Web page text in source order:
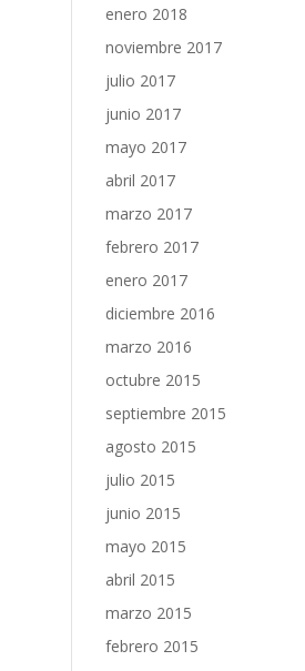
enero 2018
noviembre 2017
julio 2017
junio 2017
mayo 2017
abril 2017
marzo 2017
febrero 2017
enero 2017
diciembre 2016
marzo 2016
octubre 2015
septiembre 2015
agosto 2015
julio 2015
junio 2015
mayo 2015
abril 2015
marzo 2015
febrero 2015